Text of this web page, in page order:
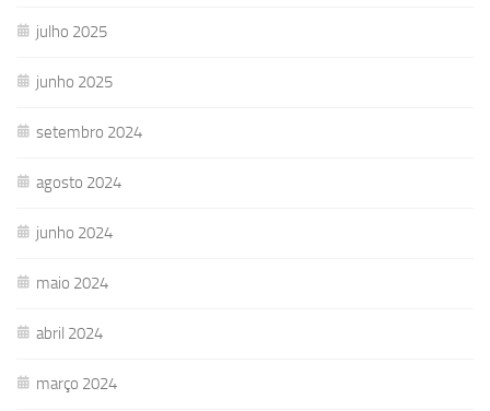
julho 2025
junho 2025
setembro 2024
agosto 2024
junho 2024
maio 2024
abril 2024
março 2024